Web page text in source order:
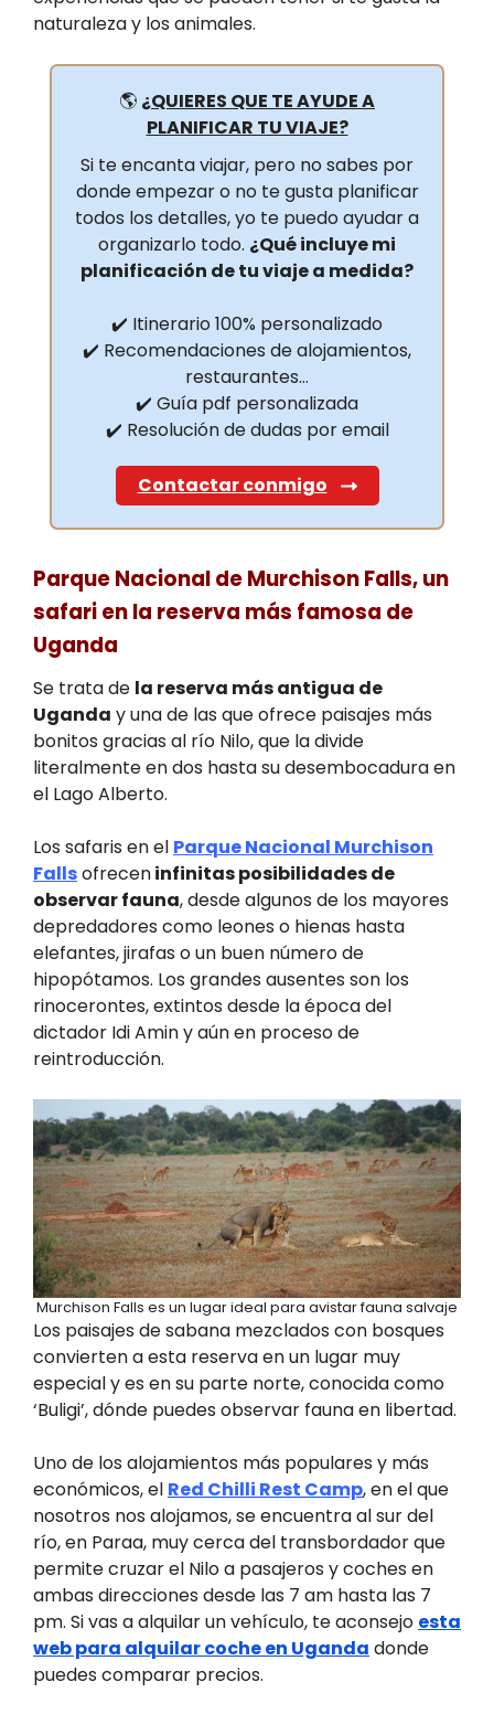
naturaleza y los animales.
🌎 ¿QUIERES QUE TE AYUDE A
PLANIFICAR TU VIAJE?
Si te encanta viajar, pero no sabes por
donde empezar o no te gusta planificar
todos los detalles, yo te puedo ayudar a
organizarlo todo. ¿Qué incluye mi
planificación de tu viaje a medida?
✔️ Itinerario 100% personalizado
✔️ Recomendaciones de alojamientos,
restaurantes…
✔️ Guía pdf personalizada
✔️ Resolución de dudas por email
Contactar conmigo
Parque Nacional de Murchison Falls, un
safari en la reserva más famosa de
Uganda
Se trata de la reserva más antigua de
Uganda y una de las que ofrece paisajes más
bonitos gracias al río Nilo, que la divide
literalmente en dos hasta su desembocadura en
el Lago Alberto.
Los safaris en el Parque Nacional Murchison
Fallsofreceninfinitas posibilidades de
observar fauna, desde algunos de los mayores
depredadores como leones o hienas hasta
elefantes, jirafas o un buen número de
hipopótamos. Los grandes ausentes son los
rinocerontes, extintos desde la época del
dictador Idi Amin y aún en proceso de
reintroducción.
Murchison Falls es un lugar ideal para avistar fauna salvaje
Los paisajes de sabana mezclados con bosques
convierten a esta reserva en un lugar muy
especial y es en su parte norte, conocida como
‘Buligi’, dónde puedes observar fauna en libertad.
Uno de los alojamientos más populares y más
económicos, el Red Chilli Rest Camp, en el que
nosotros nos alojamos, se encuentra al sur del
río, en Paraa, muy cerca del transbordador que
permite cruzar el Nilo a pasajeros y coches en
ambas direcciones desde las 7 am hasta las 7
pm. Si vas a alquilar un vehículo, te aconsejo esta
web para alquilar coche en Uganda donde
puedes comparar precios.